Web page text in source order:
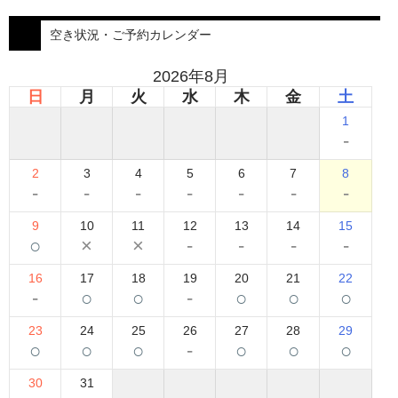
空き状況・ご予約カレンダー
2026年8月
日
月 火 水 木 金 土
1
-
2
-
3
-
4
-
5
-
6
-
7
-
8
-
9
○
10
×
11
×
12
-
13
-
14
-
15
-
16
-
17
○
18
○
19
-
20
○
21
○
22
○
23
○
24
○
25
○
26
-
27
○
28
○
29
○
30 31